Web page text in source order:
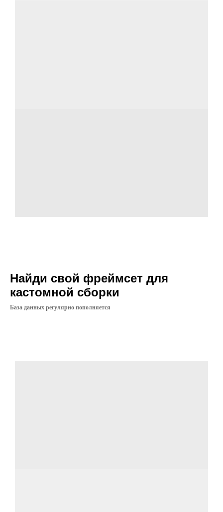
Найди свой фреймсет для
кастомной сборки
База данных регулярно пополняется